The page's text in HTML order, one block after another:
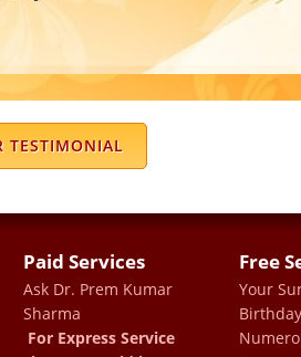
each and every detail in depth.
is a legendary in this world . He is
TESTIMONIAL
Paid Services
Ask Dr. Prem Kumar
Sharma
For Express Service
Free
Your